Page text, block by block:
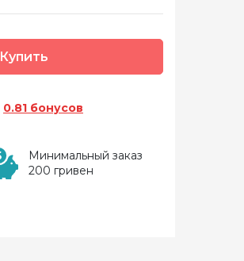
Купить
0.81 бонусов
Минимальный заказ
200 гривен